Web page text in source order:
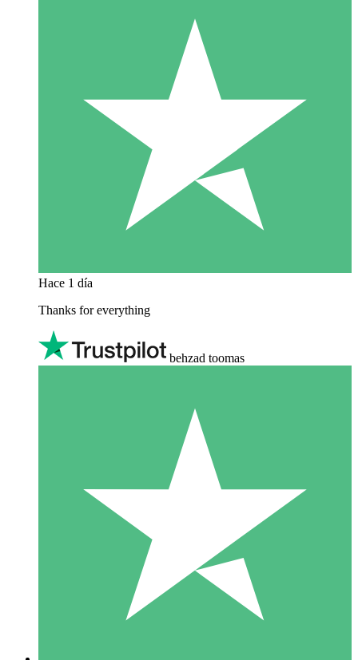
Hace 1 día
Thanks for everything
behzad toomas